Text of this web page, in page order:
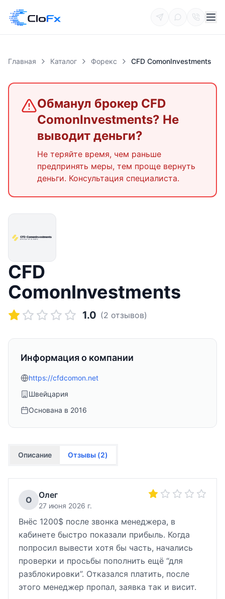
Главная Каталог Форекс CFD ComonInvestments
Обманул брокер CFD
ComonInvestments? Не
выводит деньги?
Не теряйте время, чем раньше
предпринять меры, тем проще вернуть
деньги. Консультация специалиста.
CFD
ComonInvestments
1.0 (2 отзывов)
Информация о компании
https://cfdcomon.net
Швейцария
Основана в 2016
Описание Отзывы (2)
О Олег
27 июня 2026 г.
Внёс 1200$ после звонка менеджера, в
кабинете быстро показали прибыль. Когда
попросил вывести хотя бы часть, начались
проверки и просьбы пополнить ещё “для
разблокировки”. Отказался платить, после
этого менеджер пропал, заявка так и висит.